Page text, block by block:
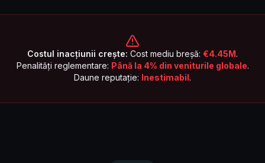
Costul inacțiunii crește: Cost mediu breșă: €4.45M.
Penalități reglementare: Până la 4% din veniturile globale.
Daune reputație: Inestimabil.